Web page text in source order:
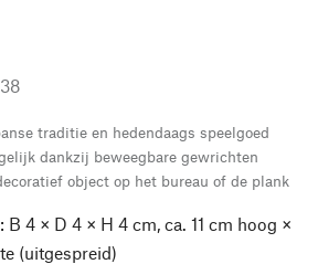
traditie en hedendaags speelgoed
dankzij beweegbare gewrichten
object op het bureau of de plank
B 4 × D 4 × H 4 cm, ca. 11 cm hoog ×
(uitgespreid)